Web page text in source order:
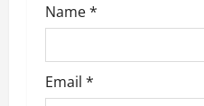
Name*
Email *